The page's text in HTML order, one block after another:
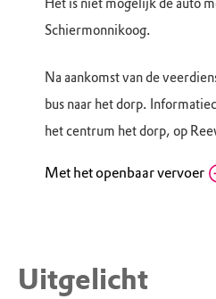
Het is niet mogelijk de auto
Schiermonnikoog.
Na aankomst van de
bus naar het dorp.
het centrum het dorp, op
Met het openbaar vervoer
Informatiecentrum
prima met het
Uitgelicht